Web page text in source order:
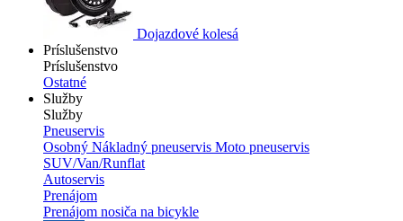
Dojazdové kolesá
Príslušenstvo
Príslušenstvo
Ostatné
Služby
Služby
Pneuservis
Osobný Nákladný pneuservis Moto pneuservis
SUV/Van/Runflat
Autoservis
Prenájom
Prenájom nosiča na bicykle